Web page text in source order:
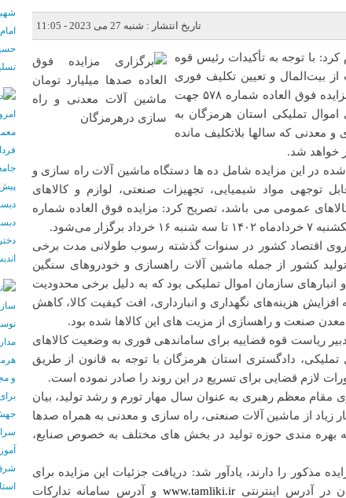
تاریخ انتشار : شنبه 27 می 2023 - 11:05
با توجه به تأکیدات رئیس قوه
بیت‌المال و تعیین تکلیف فوری
اموال موجود در انبار‌های اموال تملیکی، مزایده فوق العاده شماره ۵۷۸ جهت
اموال تملیکی استان هرمزگان به
معدنی که سالها بلاتکلیف مانده
شده در این مزایده شامل ده ها دستگاه ماشین آلات راه سازی و
و مقادیر قابل توجهی مواد شیمیایی، تجهیزات صنعتی، لوازم و کالا‌های
عمومی می باشد، تصریح کرد: مزایده فوق العاده شماره
روی اقتصاد کشور در سنوات گذشته رسوب طولانی مدت برخی
کشور از جمله ماشین آلات راهسازی و خودروهای سنگین
انبارهای سازمان اموال تملیکی بود که به دلیل برخی محدودیت
هزینه‌های نگهداری و انبارداری، افت کیفیت کالا، کاهش
صنعت و راهسازی از مزیت های این کالاها شده بود.
ریاست قوه قضاییه برای ساماندهی فوری به وضعیت کالاهای
تملیکی، دادگستری استان هرمزگان با توجه به قانون از طریق
لازم قضایی برای تسریع در این روند را صادر نموده است.
به نامگذاری سال ۱۴۰۲ از سوی مقام معظم رهبری به عنوان سال مهار تورم و رشد تولید، بیان
زیاد از ماشین آلات صنعتی، راه سازی و معدنی به همراه صدها
به بهره مندی حوزه تولید در بخش های مختلف به خصوص صنایع،
مذکور را دارند، یادآور شد: دریافت جزئیات این مزایده برای
در آدرس اینترنتیwww.tamliki.ir و آدرس سامانه تدارکات